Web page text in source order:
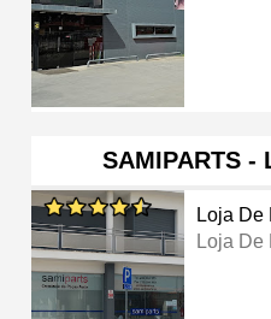
SAMIPARTS -
Loja De
Loja De